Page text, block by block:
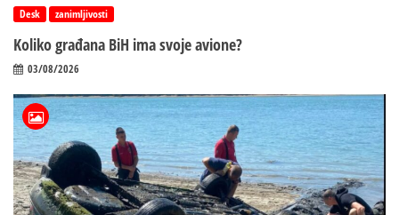
Desk zanimljivosti
Koliko građana BiH ima svoje avione?
03/08/2026